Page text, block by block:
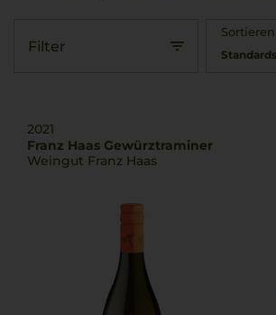
Filter
2021
Franz Haas Gewürztraminer
Weingut Franz Haas